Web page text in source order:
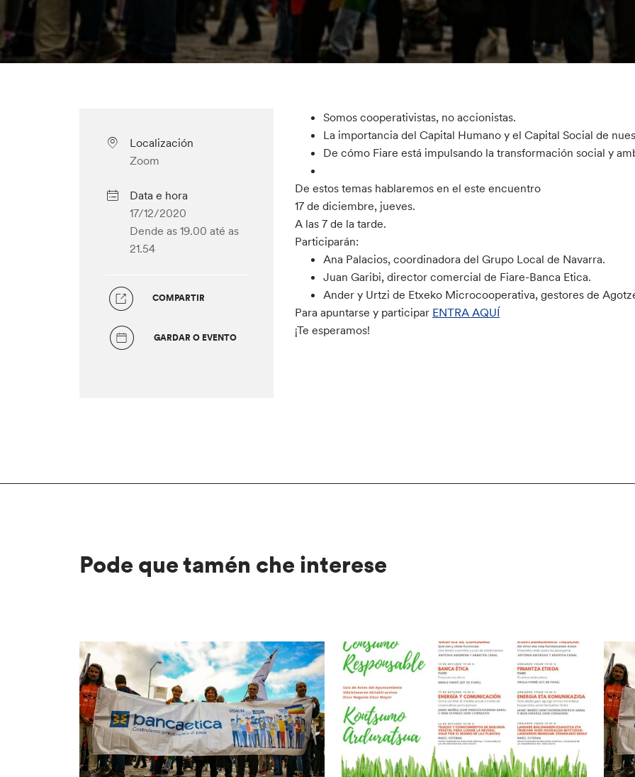
Localización
Zoom
Data e hora
17/12/2020
Dende as 19.00 até as
21.54
COMPARTIR
GARDAR O EVENTO
Somos cooperativistas, no accionistas.
La importancia del Capital Humano y el Capital Social de
De cómo Fiare está impulsando la transformación social y
De estos temas hablaremos en el este encuentro
17 de diciembre, jueves.
A las 7 de la tarde.
Participarán:
Ana Palacios, coordinadora del Grupo Local de Navarra.
Juan Garibi, director comercial de Fiare-Banca Etica.
Ander y Urtzi de Etxeko Microcooperativa, gestores de
Para apuntarse y participar ENTRA AQUÍ
¡Te esperamos!
Pode que tamén che interese